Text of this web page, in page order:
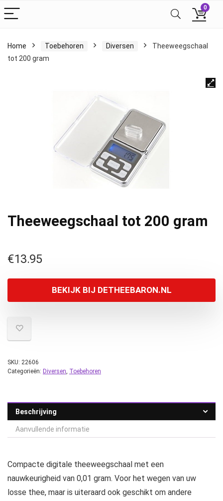
0
Home Toebehoren Diversen
Theeweegschaal
tot 200 gram
Theeweegschaal tot 200 gram
€13.95
BEKIJK BIJ DETHEEBARON.NL
SKU: 22606
Categorieën: Diversen, Toebehoren
Beschrijving
Aanvullende informatie
Compacte digitale theeweegschaal met een
nauwkeurigheid van 0,01 gram. Voor het wegen van uw
losse thee, maar is uiteraard ook geschikt om andere